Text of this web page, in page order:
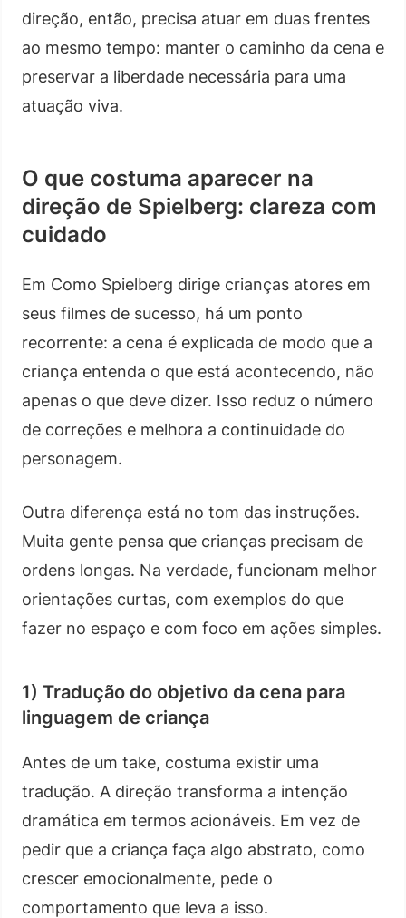
direção, então, precisa atuar em duas frentes
ao mesmo tempo: manter o caminho da cena e
preservar a liberdade necessária para uma
atuação viva.
O que costuma aparecer na
direção de Spielberg: clareza com
cuidado
Em Como Spielberg dirige crianças atores em
seus filmes de sucesso, há um ponto
recorrente: a cena é explicada de modo que a
criança entenda o que está acontecendo, não
apenas o que deve dizer. Isso reduz o número
de correções e melhora a continuidade do
personagem.
Outra diferença está no tom das instruções.
Muita gente pensa que crianças precisam de
ordens longas. Na verdade, funcionam melhor
orientações curtas, com exemplos do que
fazer no espaço e com foco em ações simples.
1) Tradução do objetivo da cena para
linguagem de criança
Antes de um take, costuma existir uma
tradução. A direção transforma a intenção
dramática em termos acionáveis. Em vez de
pedir que a criança faça algo abstrato, como
crescer emocionalmente, pede o
comportamento que leva a isso.